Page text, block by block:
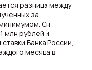
разница между
за
Он
млн рублей и
Банка России,
месяца в